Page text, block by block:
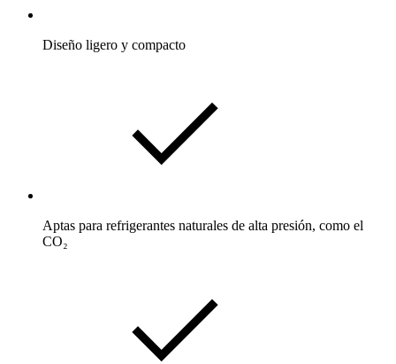
Diseño ligero y compacto
Aptas para refrigerantes naturales de alta presión, como el
CO₂